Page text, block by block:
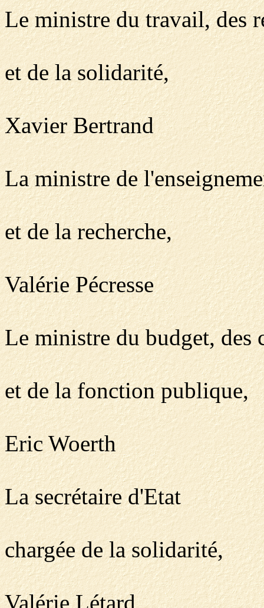
Le ministre du travail, des
et de la solidarité,
Xavier Bertrand
La ministre de
et de la recherche,
Valérie Pécresse
Le ministre du budget, des
et de la fonction publique,
Eric Woerth
La secrétaire d'Etat
chargée de la solidarité,
Valérie Létard